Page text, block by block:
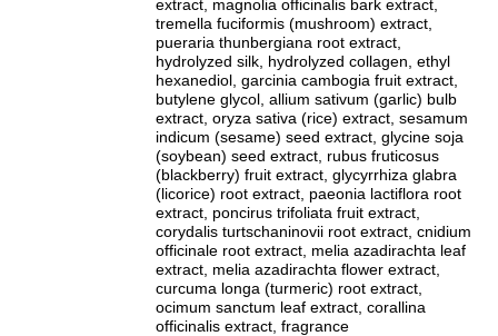
extract, magnolia officinalis bark extract,
tremella fuciformis (mushroom) extract,
pueraria thunbergiana root extract,
hydrolyzed silk, hydrolyzed collagen, ethyl
hexanediol, garcinia cambogia fruit extract,
butylene glycol, allium sativum (garlic) bulb
extract, oryza sativa (rice) extract, sesamum
indicum (sesame) seed extract, glycine soja
(soybean) seed extract, rubus fruticosus
(blackberry) fruit extract, glycyrrhiza glabra
(licorice) root extract, paeonia lactiflora root
extract, poncirus trifoliata fruit extract,
corydalis turtschaninovii root extract, cnidium
officinale root extract, melia azadirachta leaf
extract, melia azadirachta flower extract,
curcuma longa (turmeric) root extract,
ocimum sanctum leaf extract, corallina
officinalis extract, fragrance